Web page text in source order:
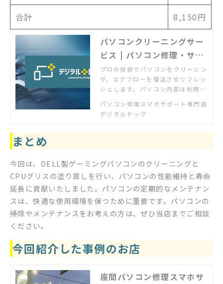
合計 8,150円
パソコンクリーニングサー
ビス | パソコン修理・サポ
ートのデジタルドック【公
式】
プロの技術でパソコンをクリーニン
グ、エアフローを復活させリフレッ
シュします。パソコン内部は利用に
このメーカーのパソコンでもまずは
相談ください。
パソコン修理スマホサポート専門店
デジタルドック
まとめ
今回は、DELL製ゲーミングパソコンのクリーニングと
CPUグリスの塗り直しを行い、パソコンの性能維持と寿命
延長に貢献いたしました。パソコンの定期的なメンテナン
スは、快適な使用環境を保つために重要です。パソコンの
掃除やメンテナンスをお考えの方は、ぜひ当店までご相談
ください。
今回紹介した事例のお店
座間パソコン修理スマホサ